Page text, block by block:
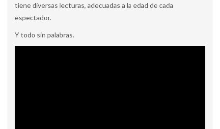
tiene diversas lecturas, adecuadas a la edad de cada
espectador.
Y todo sin palabras.